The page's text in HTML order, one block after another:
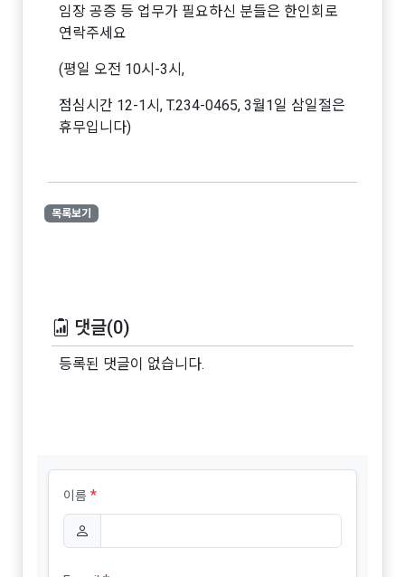
임장 공증 등 업무가 필요하신 분들은 한인회로
연락주세요
(평일 오전 10시-3시,
점심시간 12-1시, T.234-0465, 3월1일 삼일절은
휴무입니다)
목록보기
댓글(0)
등록된 댓글이 없습니다.
이름 *